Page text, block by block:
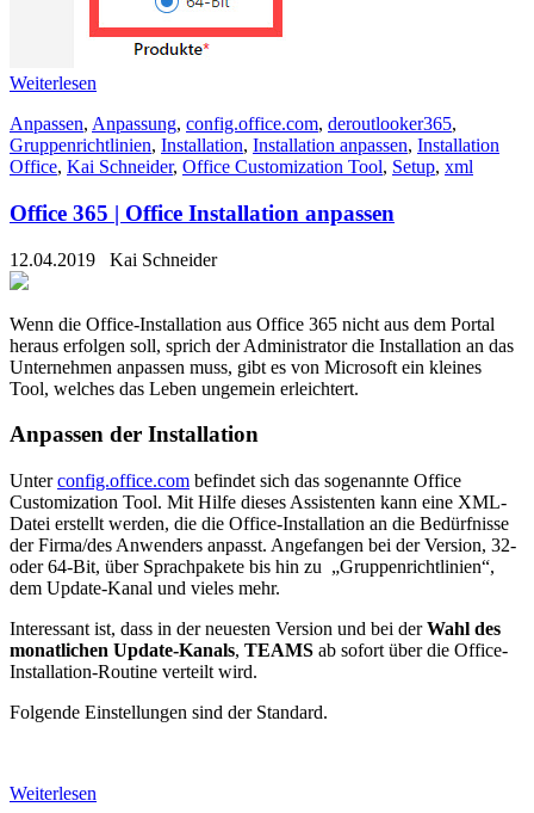
Weiterlesen
Anpassen, Anpassung, config.office.com, deroutlooker365,
Gruppenrichtlinien, Installation, Installation anpassen, Installation
Office, Kai Schneider, Office Customization Tool, Setup, xml
Office 365 | Office Installation anpassen
12.04.2019 Kai Schneider
Wenn die Office-Installation aus Office 365 nicht aus dem Portal
heraus erfolgen soll, sprich der Administrator die Installation an das
Unternehmen anpassen muss, gibt es von Microsoft ein kleines
Tool, welches das Leben ungemein erleichtert.
Anpassen der Installation
Unterconfig.office.com befindet sich das sogenannte Office
Customization Tool. Mit Hilfe dieses Assistenten kann eine XML-
Datei erstellt werden, die die Office-Installation an die Bedürfnisse
der Firma/des Anwenders anpasst. Angefangen bei der Version, 32-
oder 64-Bit, über Sprachpakete bis hin zu „Gruppenrichtlinien“,
dem Update-Kanal und vieles mehr.
Interessant ist, dass in der neuesten Version und bei derWahl des
monatlichen Update-Kanals, TEAMS ab sofort über die Office-
Installation-Routine verteilt wird.
Folgende Einstellungen sind der Standard.
Weiterlesen